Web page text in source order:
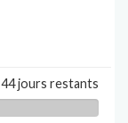
44 jours restants